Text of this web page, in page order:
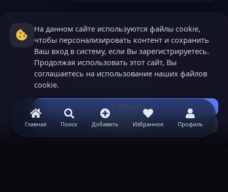
Главная Поиск Добавить Избранное Профиль
На данном сайте используются файлы cookie,
чтобы персонализировать контент и сохранить
Ваш вход в систему, если Вы зарегистрируетесь.
Продолжая использовать этот сайт, Вы
соглашаетесь на использование наших файлов
cookie.
Принять
Узнать больше...